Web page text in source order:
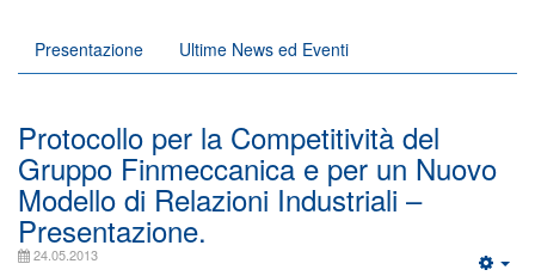
Presentazione Ultime News ed Eventi
Protocollo per la Competitività del
Gruppo Finmeccanica e per un Nuovo
Modello di Relazioni Industriali –
Presentazione.
24.05.2013